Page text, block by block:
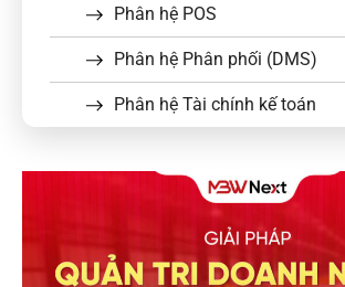
Phân hệ POS
Phân hệ Phân phối (DMS)
Phân hệ Tài chính kế toán